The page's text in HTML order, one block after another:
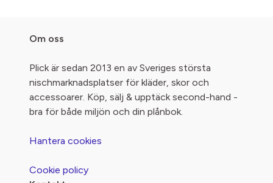
Om oss
Plick är sedan 2013 en av Sveriges största
nischmarknadsplatser för kläder, skor och
accessoarer. Köp, sälj & upptäck second-hand -
bra för både miljön och din plånbok.
Hantera cookies
Cookie policy